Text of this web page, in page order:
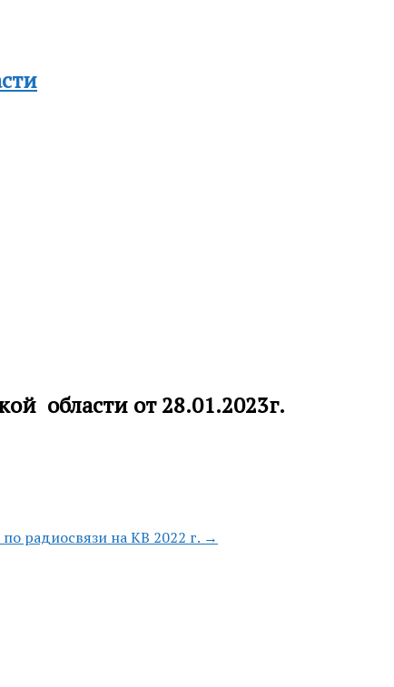
области от 28.01.2023г.
радиосвязи на КВ 2022 г. →